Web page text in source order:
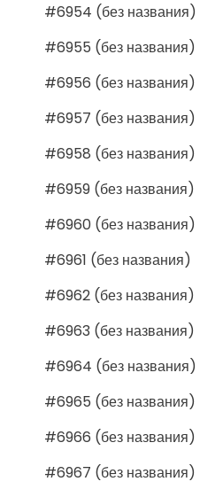
#6954 (без названия)
#6955 (без названия)
#6956 (без названия)
#6957 (без названия)
#6958 (без названия)
#6959 (без названия)
#6960 (без названия)
#6961 (без названия)
#6962 (без названия)
#6963 (без названия)
#6964 (без названия)
#6965 (без названия)
#6966 (без названия)
#6967 (без названия)